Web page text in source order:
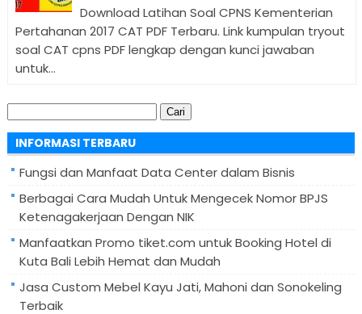
Download Latihan Soal CPNS Kementerian
Pertahanan 2017 CAT PDF Terbaru. Link kumpulan tryout
soal CAT cpns PDF lengkap dengan kunci jawaban
untuk...
untuk:
INFORMASI TERBARU
Fungsi dan Manfaat Data Center dalam Bisnis
Berbagai Cara Mudah Untuk Mengecek Nomor BPJS
Ketenagakerjaan Dengan NIK
Manfaatkan Promo tiket.com untuk Booking Hotel di
Kuta Bali Lebih Hemat dan Mudah
Jasa Custom Mebel Kayu Jati, Mahoni dan Sonokeling
Terbaik